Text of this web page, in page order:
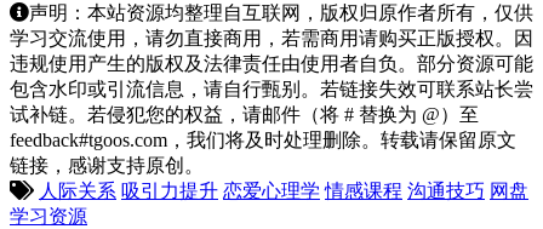
声明：本站资源均整理自互联网，版权归原作者所有，仅供
学习交流使用，请勿直接商用，若需商用请购买正版授权。因
违规使用产生的版权及法律责任由使用者自负。部分资源可能
包含水印或引流信息，请自行甄别。若链接失效可联系站长尝
试补链。若侵犯您的权益，请邮件（将 # 替换为 @）至
feedback#tgoos.com，我们将及时处理删除。转载请保留原文
链接，感谢支持原创。
人际关系 吸引力提升 恋爱心理学 情感课程 沟通技巧 网盘
学习资源